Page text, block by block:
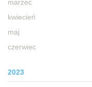
marzec
kwiecień
maj
czerwiec
2023